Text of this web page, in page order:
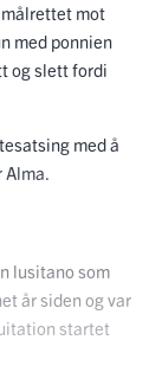
målrettet mot
med ponnien
og slett fordi
med å
Alma.
lusitano som
år siden og var
startet